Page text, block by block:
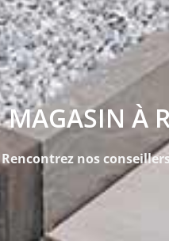
À
Rencontrez nos